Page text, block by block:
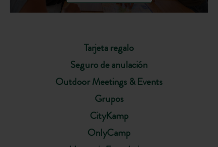
Tarjeta regalo
Seguro de anulación
Outdoor Meetings & Events
Grupos
CityKamp
OnlyCamp